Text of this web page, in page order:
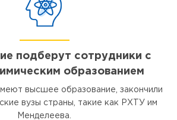
подберут сотрудники с
образованием
высшее образование, закончили
вузы страны, такие как РХТУ им
Менделеева.